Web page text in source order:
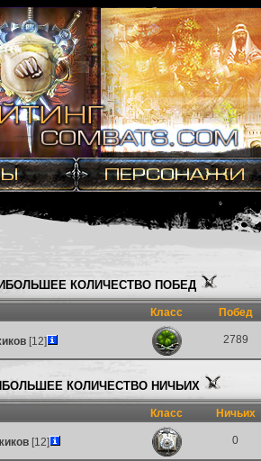
КОЛИЧЕСТВО ПОБЕД
Класс Побед
[12] 2789
КОЛИЧЕСТВО НИЧЬИХ
Класс Ничьих
[12] 0